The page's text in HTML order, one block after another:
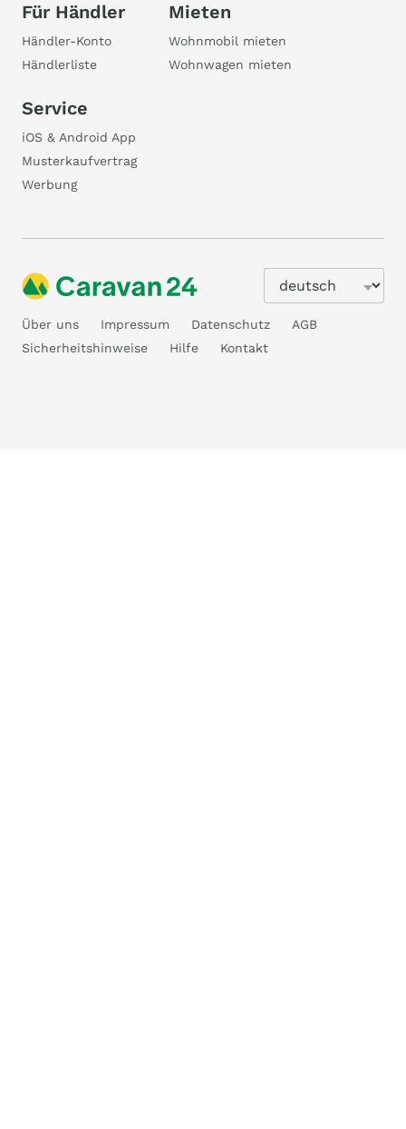
Für Händler
Händler-Konto
Händlerliste
Mieten
Wohnmobil mieten
Wohnwagen mieten
Service
iOS & Android App
Musterkaufvertrag
Werbung
Über uns Impressum Datenschutz
AGB
Sicherheitshinweise
Hilfe Kontakt